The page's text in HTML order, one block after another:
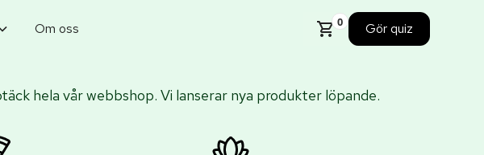
Om oss 0 Gör quiz
hela vår webbshop. Vi lanserar nya produkter löpande.